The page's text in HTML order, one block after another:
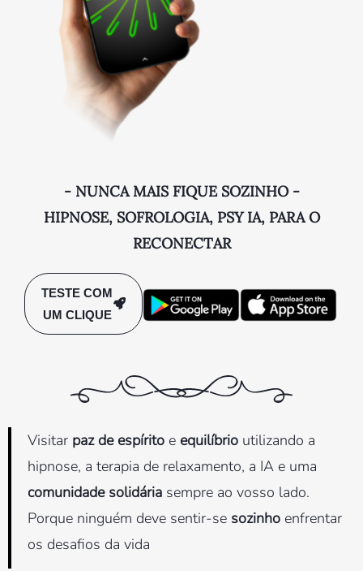
- NUNCA MAIS FIQUE SOZINHO -
HIPNOSE, SOFROLOGIA, PSY IA, PARA O
RECONECTAR
TESTE COM
UM CLIQUE
Visitar paz de espírito e equilíbrio utilizando a
hipnose, a terapia de relaxamento, a IA e uma
comunidade solidária sempre ao vosso lado.
Porque ninguém deve sentir-se sozinho enfrentar
os desafios da vida